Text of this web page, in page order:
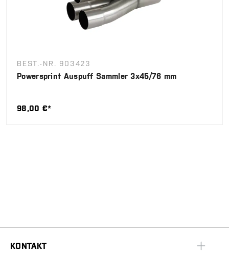
BEST.-NR. 903423
Powersprint Auspuff Sammler 3x45/76 mm
98,00 €*
KONTAKT